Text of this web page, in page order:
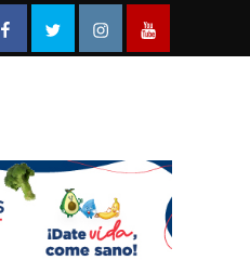
FacebookTwitterInstagramYouTube